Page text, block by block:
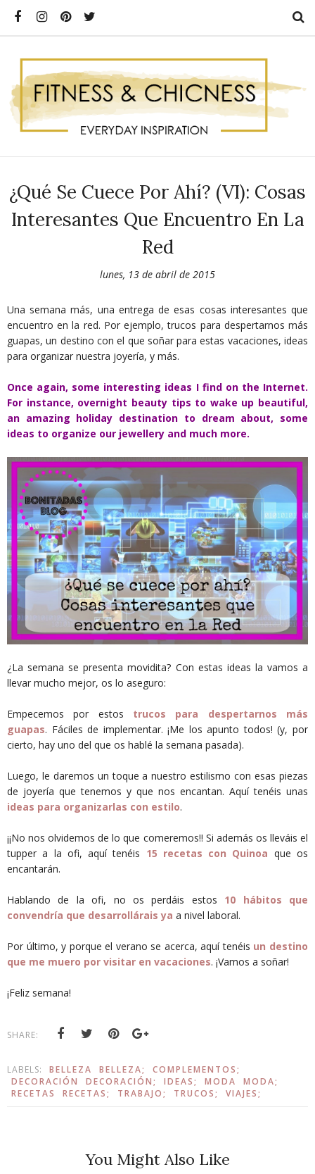
¿Qué Se Cuece Por Ahí? (VI): Cosas
Interesantes Que Encuentro En La
Red
lunes, 13 de abril de 2015
Una semana más, una entrega de esas cosas interesantes que
encuentro en la red. Por ejemplo, trucos para despertarnos más
guapas, un destino con el que soñar para estas vacaciones, ideas
para organizar nuestra joyería, y más.
Once again, some interesting ideas I find on the Internet.
For instance, overnight beauty tips to wake up beautiful,
an amazing holiday destination to dream about, some
ideas to organize our jewellery and much more.
¿La semana se presenta movidita? Con estas ideas la vamos a
llevar mucho mejor, os lo aseguro:
Empecemos por estos trucos para despertarnos más
guapas. Fáciles de implementar. ¡Me los apunto todos! (y, por
cierto, hay uno del que os hablé la semana pasada).
Luego, le daremos un toque a nuestro estilismo con esas piezas
de joyería que tenemos y que nos encantan. Aquí tenéis unas
ideas para organizarlas con estilo.
¡¡No nos olvidemos de lo que comeremos!! Si además os lleváis el
tupper a la ofi, aquí tenéis 15 recetas con Quinoa que os
encantarán.
Hablando de la ofi, no os perdáis estos 10 hábitos que
convendría que desarrollárais ya a nivel laboral.
Por último, y porque el verano se acerca, aquí tenéis un destino
que me muero por visitar en vacaciones. ¡Vamos a soñar!
¡Feliz semana!
SHARE:
LABELS: BELLEZA BELLEZA;
COMPLEMENTOS;
DECORACIÓN
DECORACIÓN; IDEAS; MODA
MODA;
RECETAS
RECETAS; TRABAJO; TRUCOS; VIAJES;
You Might Also Like